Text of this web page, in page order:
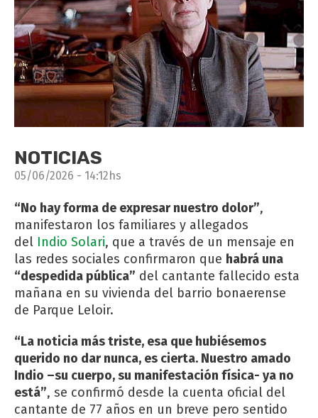
NOTICIAS
05/06/2026 - 14:12hs
“No hay forma de expresar nuestro dolor”,
manifestaron los familiares y allegados
del Indio Solari, que a través de un mensaje en
las redes sociales confirmaron que habrá una
“despedida pública” del cantante fallecido esta
mañana en su vivienda del barrio bonaerense
de Parque Leloir.
“La noticia más triste, esa que hubiésemos
querido no dar nunca, es cierta. Nuestro amado
Indio –su cuerpo, su manifestación física- ya no
está”, se confirmó desde la cuenta oficial del
cantante de 77 años en un breve pero sentido